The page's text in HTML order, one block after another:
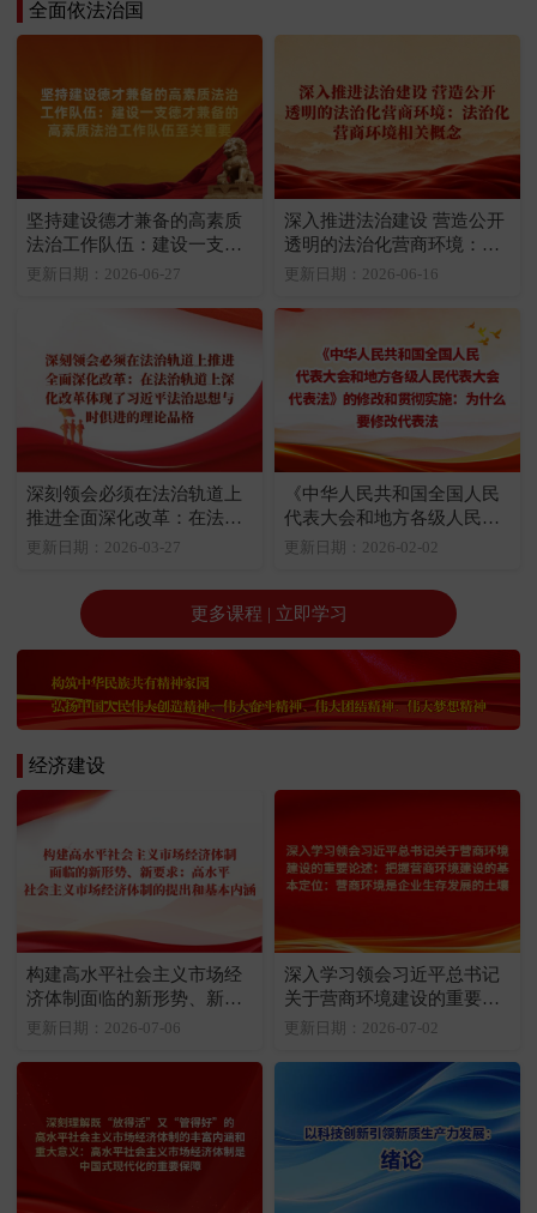
全面依法治国
坚持建设德才兼备的高素质
法治工作队伍：建设一支德
才兼备的高素质法治工作队
更新日期：2026-06-27
深入推进法治建设 营造公开
透明的法治化营商环境：法
治化营商环境相关概念
更新日期：2026-06-16
深刻领会必须在法治轨道上
推进全面深化改革：在法治
轨道上深化改革体现了习近
更新日期：2026-03-27
《中华人民共和国全国人民
代表大会和地方各级人民代
表大会代表法》的修改和贯
法
更新日期：2026-02-02
更多课程 | 立即学习
经济建设
构建高水平社会主义市场经
济体制面临的新形势、新要
求：高水平社会主义市场经
更新日期：2026-07-06
深入学习领会习近平总书记
关于营商环境建设的重要论
述：把握营商环境建设的基
更新日期：2026-07-02